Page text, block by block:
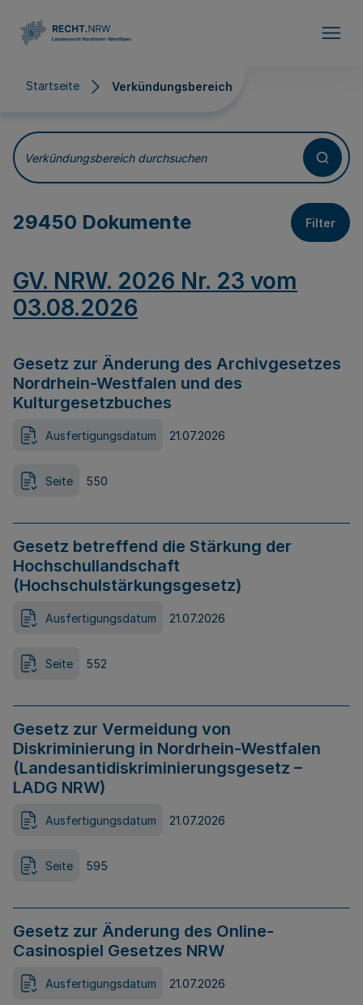
Startseite Verkündungsbereich
Verkündungsbereich
Verkündungsbereich durchsuchen
29450 Dokumente Filter
GV. NRW. 2026 Nr. 23 vom
03.08.2026
Gesetz zur Änderung des Archivgesetzes
Nordrhein-Westfalen und des
Kulturgesetzbuches
Ausfertigungsdatum 21.07.2026
Seite 550
Gesetz betreffend die Stärkung der
Hochschullandschaft
(Hochschulstärkungsgesetz)
Ausfertigungsdatum 21.07.2026
Seite 552
Gesetz zur Vermeidung von
Diskriminierung in Nordrhein-Westfalen
(Landesantidiskriminierungsgesetz –
LADG NRW)
Ausfertigungsdatum 21.07.2026
Seite 595
Gesetz zur Änderung des Online-
Casinospiel Gesetzes NRW
Ausfertigungsdatum 21.07.2026